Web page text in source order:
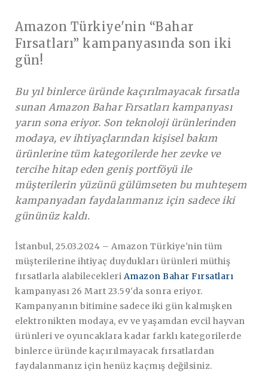
Amazon Türkiye'nin “Bahar
Fırsatları” kampanyasında son iki
gün!
Bu yıl binlerce üründe kaçırılmayacak fırsatla
sunan Amazon Bahar Fırsatları kampanyası
yarın sona eriyor. Son teknoloji ürünlerinden
modaya, ev ihtiyaçlarından kişisel bakım
ürünlerine tüm kategorilerde her zevke ve
tercihe hitap eden geniş portföyü ile
müşterilerin yüzünü gülümseten bu muhteşem
kampanyadan faydalanmanız için sadece iki
gününüz kaldı.
İstanbul, 25.03.2024 – Amazon Türkiye'nin tüm
müşterilerine ihtiyaç duydukları ürünleri müthiş
fırsatlarla alabilecekleri Amazon Bahar Fırsatları
kampanyası 26 Mart 23.59'da sonra eriyor.
Kampanyanın bitimine sadece iki gün kalmışken
elektronikten modaya, ev ve yaşamdan evcil hayvan
ürünleri ve oyuncaklara kadar farklı kategorilerde
binlerce üründe kaçırılmayacak fırsatlardan
faydalanmanız için henüz kaçmış değilsiniz.